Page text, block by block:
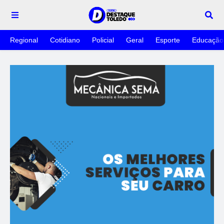
Regional Cotidiano Policial Geral Esporte Educação